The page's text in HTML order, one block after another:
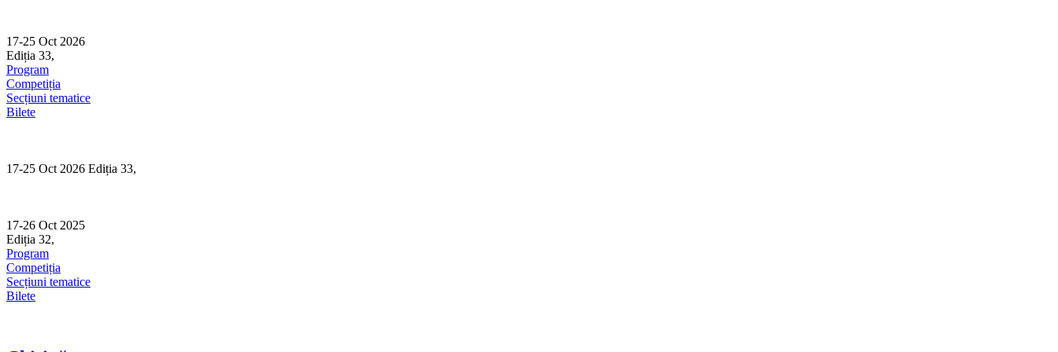
content
17-25 Oct 2026
Ediția 33,
Program
Competiția
Secțiuni tematice
Bilete
17-25 Oct 2026 Ediția 33,
17-26 Oct 2025
Ediția 32,
Program
Competiția
Secțiuni tematice
Bilete